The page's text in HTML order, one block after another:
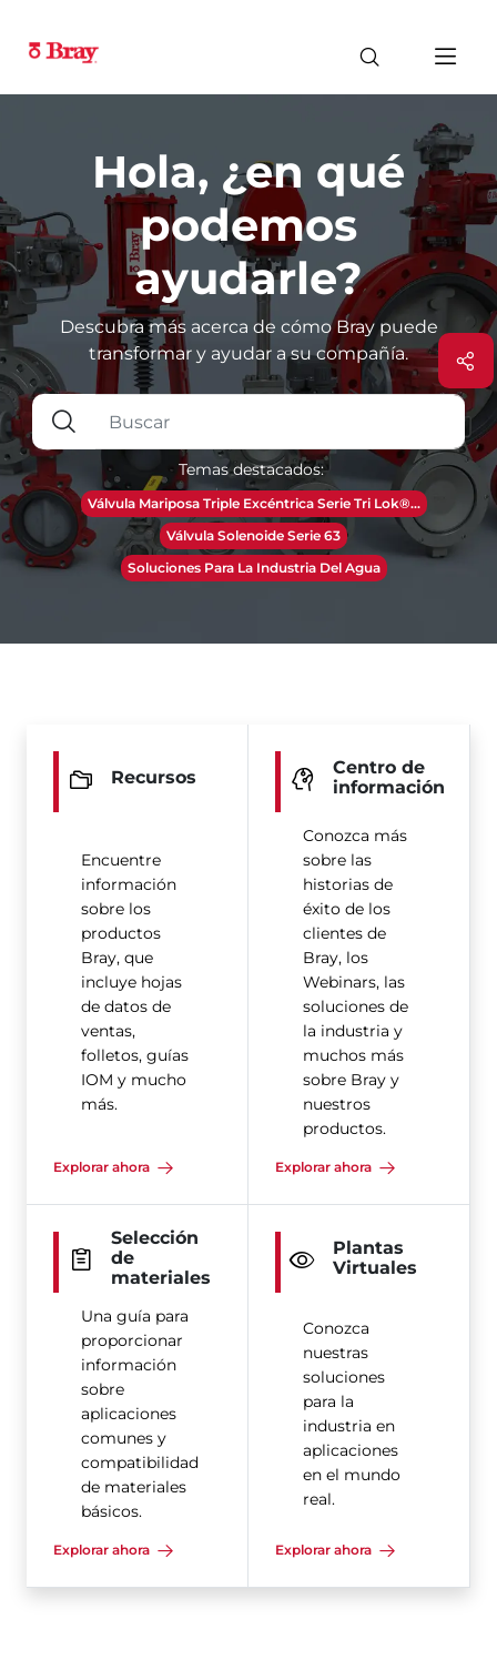
Hola, ¿en qué
podemos
ayudarle?
Descubra más acerca de cómo Bray puede
transformar y ayudar a su compañía.
Temas destacados:
Válvula Mariposa Triple Excéntrica Serie Tri Lok®​​​​​​​...
Válvula Solenoide Serie 63
Soluciones Para La Industria Del Agua
Recursos
Encuentre
información
sobre los
productos
Bray, que
incluye hojas
de datos de
ventas,
folletos, guías
IOM y mucho
más.
Explorar ahora
Centro de
información
Conozca más
sobre las
historias de
éxito de los
clientes de
Bray, los
Webinars, las
soluciones de
la industria y
muchos más
sobre Bray y
nuestros
productos.
Explorar ahora
Selección
de
materiales
Una guía para
proporcionar
información
sobre
aplicaciones
comunes y
compatibilidad
de materiales
básicos.
Explorar ahora
Plantas
Virtuales
Conozca
nuestras
soluciones
para la
industria en
aplicaciones
en el mundo
real.
Explorar ahora